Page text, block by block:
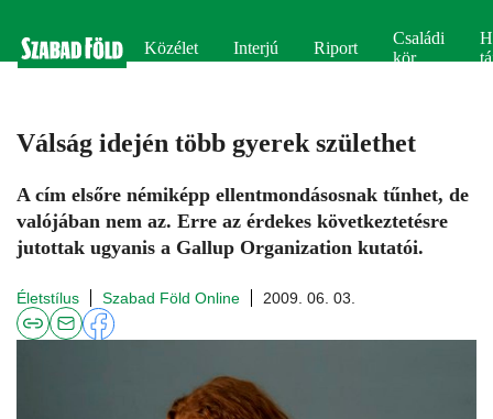
Közélet Interjú Riport
Családi
kör
Válság idején több gyerek születhet
A cím elsőre némiképp ellentmondásosnak tűnhet, de
valójában nem az. Erre az érdekes következtetésre
jutottak ugyanis a Gallup Organization kutatói.
Életstílus Szabad Föld Online 2009. 06. 03.